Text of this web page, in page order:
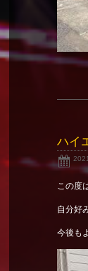
ハイ
この度
自分好
今後も